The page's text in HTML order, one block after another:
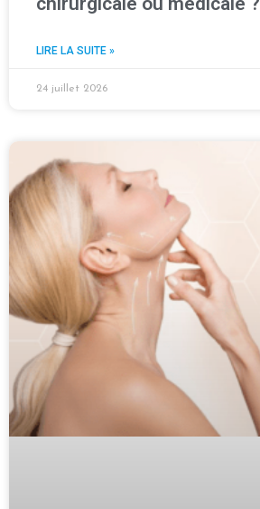
LIRE LA SUITE »
24 juillet 2026